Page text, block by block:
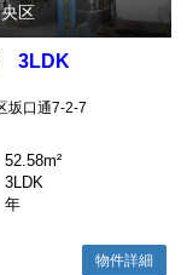
区
3LDK
坂口通7-2-7
52.58m²
3LDK
年
物件詳細